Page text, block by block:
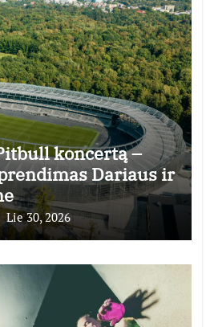
koncertą –
Dariaus ir
Lie 30, 2026